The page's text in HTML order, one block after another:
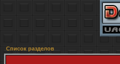
Список разделов